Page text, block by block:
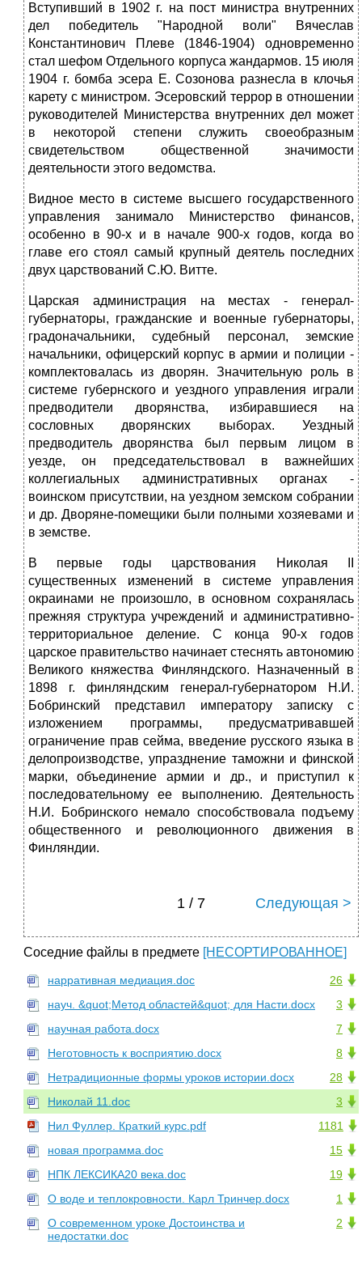
Вступивший в 1902 г. на пост министра внутренних
дел победитель "Народной воли" Вячеслав
Константинович Плеве (1846-1904) одновременно
стал шефом Отдельного корпуса жандармов. 15 июля
1904 г. бомба эсера Е. Созонова разнесла в клочья
карету с министром. Эсеровский террор в отношении
руководителей Министерства внутренних дел может
в некоторой степени служить своеобразным
свидетельством общественной значимости
деятельности этого ведомства.
Видное место в системе высшего государственного
управления занимало Министерство финансов,
особенно в 90-х и в начале 900-х годов, когда во
главе его стоял самый крупный деятель последних
двух царствований С.Ю. Витте.
Царская администрация на местах - генерал-
губернаторы, гражданские и военные губернаторы,
градоначальники, судебный персонал, земские
начальники, офицерский корпус в армии и полиции -
комплектовалась из дворян. Значительную роль в
системе губернского и уездного управления играли
предводители дворянства, избиравшиеся на
сословных дворянских выборах. Уездный
предводитель дворянства был первым лицом в
уезде, он председательствовал в важнейших
коллегиальных административных органах -
воинском присутствии, на уездном земском собрании
и др. Дворяне-помещики были полными хозяевами и
в земстве.
В первые годы царствования Николая II
существенных изменений в системе управления
окраинами не произошло, в основном сохранялась
прежняя структура учреждений и административно-
территориальное деление. С конца 90-х годов
царское правительство начинает стеснять автономию
Великого княжества Финляндского. Назначенный в
1898 г. финляндским генерал-губернатором Н.И.
Бобринский представил императору записку с
изложением программы, предусматривавшей
ограничение прав сейма, введение русского языка в
делопроизводстве, упразднение таможни и финской
марки, объединение армии и др., и приступил к
последовательному ее выполнению. Деятельность
Н.И. Бобринского немало способствовала подъему
общественного и революционного движения в
Финляндии.
1 / 7 Следующая >
Соседние файлы в предмете [НЕСОРТИРОВАННОЕ]
26
нарративная медиация.doc
3
науч. &quot;Метод областей&quot; для Насти.docx
7
научная работа.docx
8
Неготовность к восприятию.docx
28
Нетрадиционные формы уроков истории.docx
3
Николай 11.doc
1181
Нил Фуллер. Краткий курс.pdf
15
новая программа.doc
19
НПК ЛЕКСИКА20 века.doc
1
О воде и теплокровности. Карл Тринчер.docx
2
О современном уроке Достоинства и
недостатки.doc